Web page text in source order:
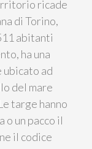
ricade
di Torino,
abitanti
ha una
ubicato ad
del mare
targe hanno
o un pacco il
il codice